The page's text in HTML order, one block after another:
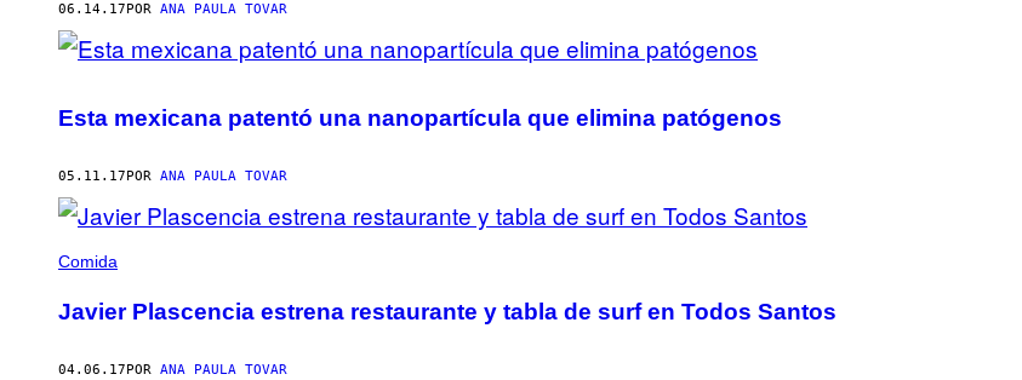
06.14.17 POR ANA PAULA TOVAR
Esta mexicana patentó una nanopartícula que elimina patógenos
05.11.17 POR ANA PAULA TOVAR
Comida
Javier Plascencia estrena restaurante y tabla de surf en Todos Santos
04.06.17 POR ANA PAULA TOVAR